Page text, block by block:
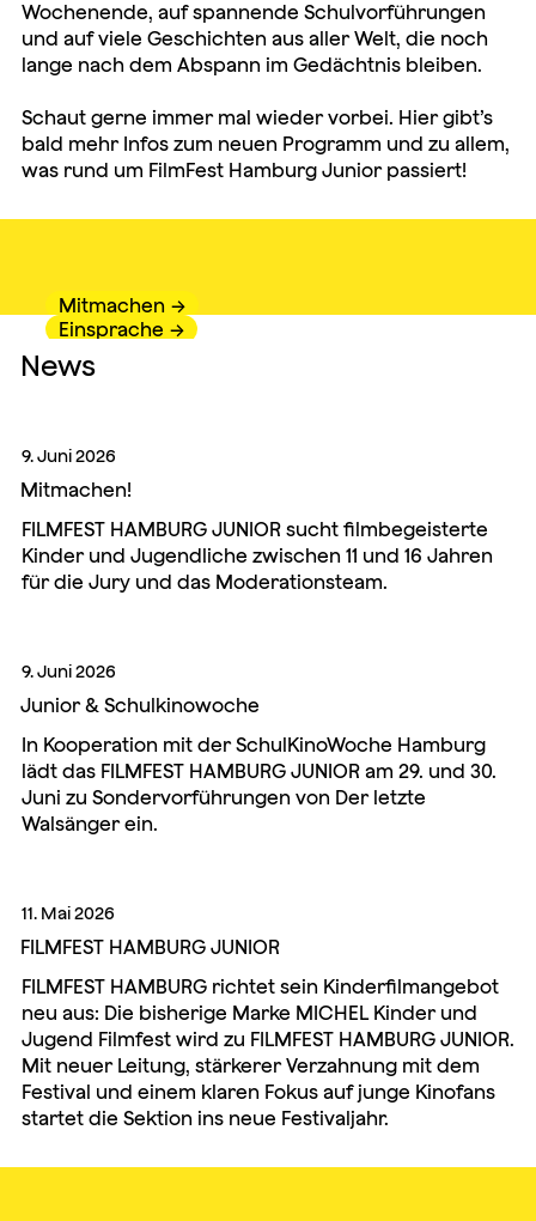
Wochenende, auf spannende Schulvorführungen
und auf viele Geschichten aus aller Welt, die noch
lange nach dem Abspann im Gedächtnis bleiben.
Schaut gerne immer mal wieder vorbei. Hier gibt’s
bald mehr Infos zum neuen Programm und zu allem,
was rund um FilmFest Hamburg Junior passiert!
Mitmachen
Einsprache
News
9. Juni 2026
Mitmachen!
FILMFEST HAMBURG JUNIOR sucht filmbegeisterte
Kinder und Jugendliche zwischen 11 und 16 Jahren
für die Jury und das Moderationsteam.
9. Juni 2026
Junior & Schulkinowoche
In Kooperation mit der SchulKinoWoche Hamburg
lädt das FILMFEST HAMBURG JUNIOR am 29. und 30.
Juni zu Sondervorführungen von Der letzte
Walsänger ein.
11. Mai 2026
FILMFEST HAMBURG JUNIOR
FILMFEST HAMBURG richtet sein Kinderfilmangebot
neu aus: Die bisherige Marke MICHEL Kinder und
Jugend Filmfest wird zu FILMFEST HAMBURG JUNIOR.
Mit neuer Leitung, stärkerer Verzahnung mit dem
Festival und einem klaren Fokus auf junge Kinofans
startet die Sektion ins neue Festivaljahr.